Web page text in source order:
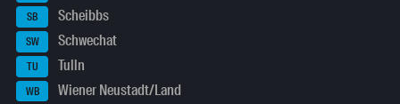
SB Scheibbs
SW Schwechat
TU Tulln
WB Wiener Neustadt/Land